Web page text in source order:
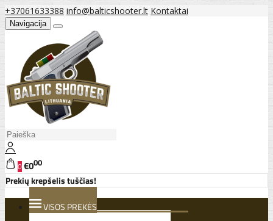
+37061633388 info@balticshooter.lt Kontaktai
Navigacija
0€000
Prekių krepšelis tuščias!
VISOS PREKĖS